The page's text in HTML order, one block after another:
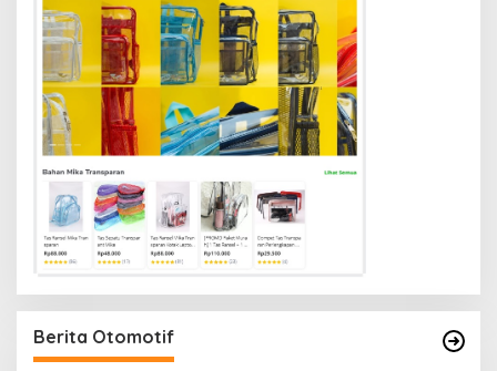
Berita Otomotif